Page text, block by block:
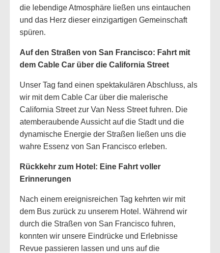
die lebendige Atmosphäre ließen uns eintauchen
und das Herz dieser einzigartigen Gemeinschaft
spüren.
Auf den Straßen von San Francisco: Fahrt mit
dem Cable Car über die California Street
Unser Tag fand einen spektakulären Abschluss, als
wir mit dem Cable Car über die malerische
California Street zur Van Ness Street fuhren. Die
atemberaubende Aussicht auf die Stadt und die
dynamische Energie der Straßen ließen uns die
wahre Essenz von San Francisco erleben.
Rückkehr zum Hotel: Eine Fahrt voller
Erinnerungen
Nach einem ereignisreichen Tag kehrten wir mit
dem Bus zurück zu unserem Hotel. Während wir
durch die Straßen von San Francisco fuhren,
konnten wir unsere Eindrücke und Erlebnisse
Revue passieren lassen und uns auf die